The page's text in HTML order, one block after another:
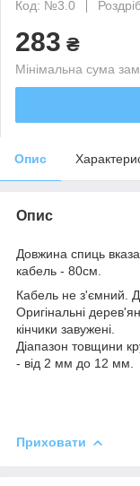
Код: №3.0
283 ₴
Мінімальна сума
Опис
Опис
Довжина спиць
кабель - 80см.
Кабель не з'ємний.
Оригінальні
кінчики завужені.
Діапазон товщини
- від 2 мм до 12 мм.
Приховати